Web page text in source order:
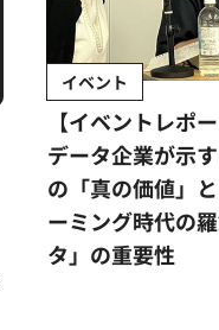
イベント
【イベントレポ
データ企業が示
の「真の価値」
ーミング時代の
タ」の重要性